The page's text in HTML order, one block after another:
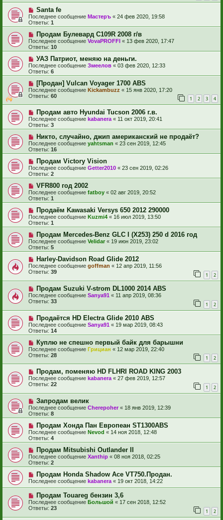
Santa fe
Последнее сообщение Мастеръ « 24 фев 2020, 19:58
Ответы: 1
Продам Булевард С109R 2008 г/в
Последнее сообщение VovaPROFFI « 13 фев 2020, 17:47
Ответы: 10
УАЗ Патриот, меняю на деньги.
Последнее сообщение Змеелов « 03 фев 2020, 12:33
Ответы: 6
[Продан] Vulcan Voyager 1700 ABS
Последнее сообщение Kickambuzz « 15 янв 2020, 17:20
Ответы: 60 1 2 3 4
Продам авто Hyundai Tucson 2006 г.в.
Последнее сообщение kabanera« 11 окт 2019, 20:41
Ответы: 3
Никто, случайно, джип американский не продаёт?
Последнее сообщение yahtsman « 23 сен 2019, 12:45
Ответы: 16
Продам Victory Vision
Последнее сообщение Getter2010 « 23 сен 2019, 02:26
Ответы: 2
VFR800 год 2002
Последнее сообщение fatboy « 02 авг 2019, 20:52
Ответы: 1
Продаём Kawasaki Versys 650 2012 290000
Последнее сообщение Kuzmi4 « 16 июл 2019, 13:50
Ответы: 1
Продам Mercedes-Benz GLC I (X253) 250 d 2016 год
Последнее сообщение Velidar « 19 июн 2019, 23:02
Ответы: 5
Harley-Davidson Road Glide 2012
Последнее сообщение goffman « 12 апр 2019, 11:56
Ответы: 39 1 2
Продам Suzuki V-strom DL1000 2014 ABS
Последнее сообщение Sanya91 « 11 апр 2019, 08:36
Ответы: 33 1 2
Продаётся HD Electra Glide 2010 ABS
Последнее сообщение Sanya91 « 19 мар 2019, 08:43
Ответы: 14
Куплю не спешно первый байк для барышни
Последнее сообщение Грициан « 12 мар 2019, 22:40
Ответы: 28 1 2
Продам, поменяю HD FLHRI ROAD KING 2003
Последнее сообщение kabanera « 27 фев 2019, 12:57
Ответы: 22 1 2
Запродам велик
Последнее сообщение Cherepoher« 18 янв 2019, 12:39
Ответы: 8
Продам Хонда Пан Европеан ST1300ABS
Последнее сообщение Nevod « 14 ноя 2018, 12:48
Ответы: 4
Продам Mitsubishi Outlander II
Последнее сообщение Xanthip « 08 ноя 2018, 02:25
Ответы: 2
Продам Honda Shadow Ace VT750.Продан.
Последнее сообщение kabanera « 19 окт 2018, 14:22
Продам Touareg бензин 3,6
Последнее сообщение Большой « 17 сен 2018, 12:52
Ответы: 23 1 2